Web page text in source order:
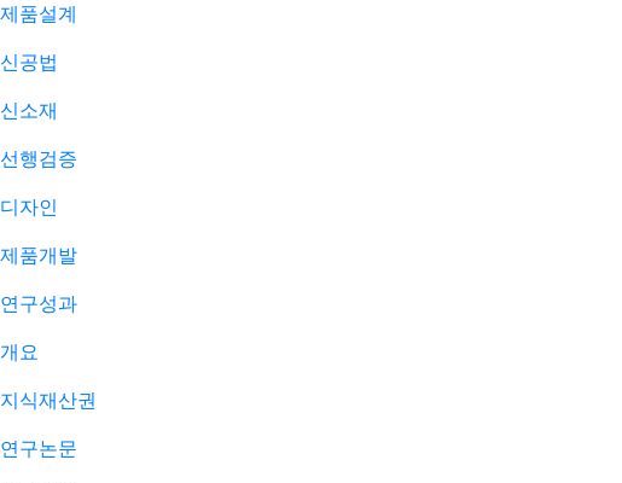
제품설계
신공법
신소재
선행검증
디자인
제품개발
연구성과
개요
지식재산권
연구논문